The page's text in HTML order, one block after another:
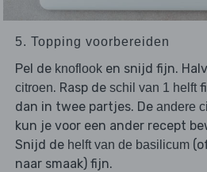
5. Topping voorbereiden
Pel de knoflooken snijd fijn.
citroen. Rasp de schil van 1 helft
dan in twee partjes. De andere
kun je voor een ander recept
Snijd de helft van de basilicum
naar smaak) fijn.